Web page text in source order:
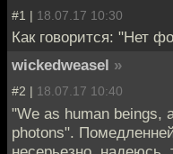
#1 | 18.07.17 10:30
Как говорится: "Нет
wickedweasel »
#2 | 18.07.17 10:40
"We as human beings,
photons".